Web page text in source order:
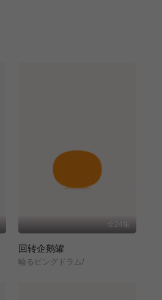
全24集
回转企鹅罐
輪るピングドラム/